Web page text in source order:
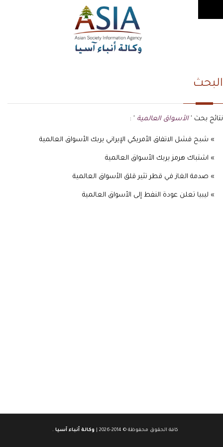
البحث
نتائج بحث 'الأسواق العالمية ' :
» شبح فشل الاتفاق الأمريكي الإيراني يربك الأسواق العالمية
» اشتباك هرمز يربك الأسواق العالمية
» صدمة الغاز في قطر تثير قلق الأسواق العالمية
» ليبيا تعلن عودة النفط إلى الأسواق العالمية
كافة الحقوق محفوظة © 2014-2026 | وكالة أنباء آسيا .